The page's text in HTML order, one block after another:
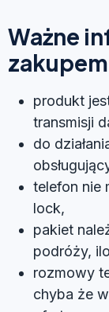
Ważne
zakupem
produkt
transmisji
do
telefon nie
lock,
pakiet
podróży,
rozmowy
chyba że